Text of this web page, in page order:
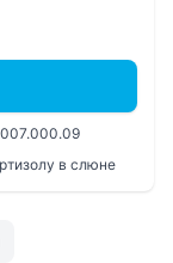
в слюне